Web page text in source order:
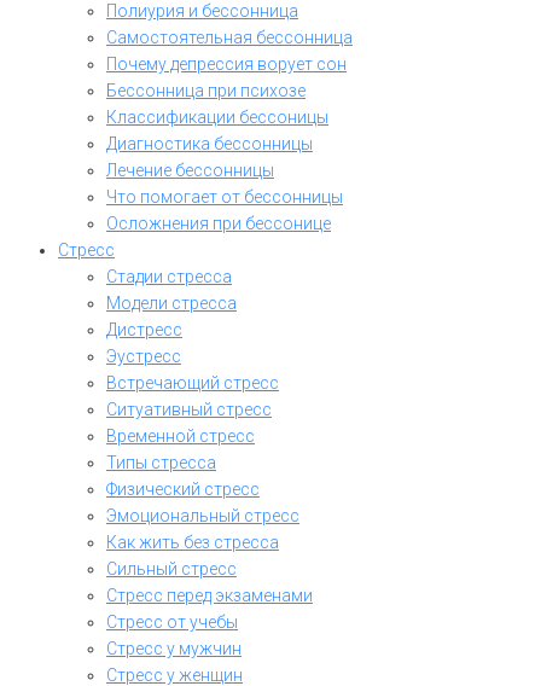
Полиурия и бессонница
Самостоятельная бессонница
Почему депрессия ворует сон
Бессонница при психозе
Классификации бессоницы
Диагностика бессонницы
Лечение бессонницы
Что помогает от бессонницы
Осложнения при бессонице
Стресс
Стадии стресса
Модели стресса
Дистресс
Эустресс
Встречающий стресс
Ситуативный стресс
Временной стресс
Типы стресса
Физический стресс
Эмоциональный стресс
Как жить без стресса
Сильный стресс
Стресс перед экзаменами
Стресс от учебы
Стресс у мужчин
Стресс у женщин